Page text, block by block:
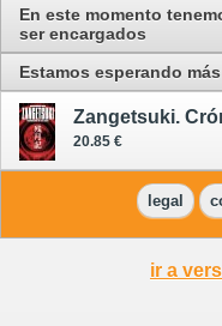
En este momento
ser encargados
Estamos esperando
Zangetsuki.
20.85 €
legal
ir a